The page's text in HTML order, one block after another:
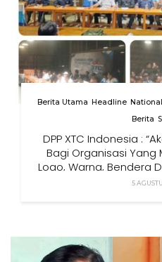
Berita Utama Headline National
Berita
DPP XTC Indonesia :
Bagi Organisasi Yang
Logo, Warna, Bendera
5